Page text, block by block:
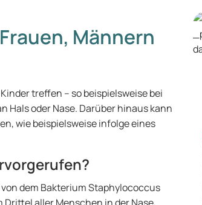
Männern
treffen – so beispielsweise bei
Hals oder Nase. Darüber hinaus kann
wie beispielsweise infolge eines
dem Bakterium Staphylococcus